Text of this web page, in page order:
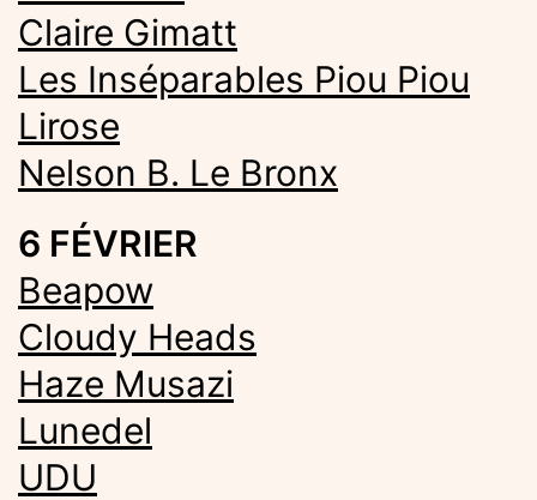
Claire Gimatt
Les Inséparables Piou Piou
Lirose
Nelson B. Le Bronx
6 FÉVRIER
Beapow
Cloudy Heads
Haze Musazi
Lunedel
UDU